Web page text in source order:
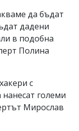
да бъдат
дадени
в подобна
Полина
с
големи
Мирослав